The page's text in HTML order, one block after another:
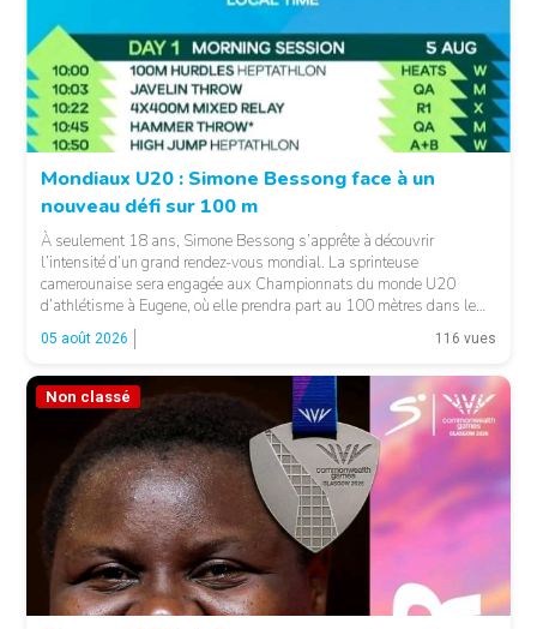
Mondiaux U20 : Simone Bessong face à un
nouveau défi sur 100 m
À seulement 18 ans, Simone Bessong s’apprête à découvrir
l’intensité d’un grand rendez-vous mondial. La sprinteuse
camerounaise sera engagée aux Championnats du monde U20
d’athlétisme à Eugene, où elle prendra part au 100 mètres dans le
heat 7. Pour son entrée en lice, la jeune Camerounaise devra se
mesurer à une concurrence relevée. Une première […]
05 août 2026 116 vues
Non classé